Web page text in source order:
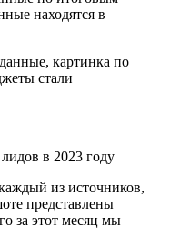
находятся в
картинка по
стали
из источников,
представлены
за этот месяц мы